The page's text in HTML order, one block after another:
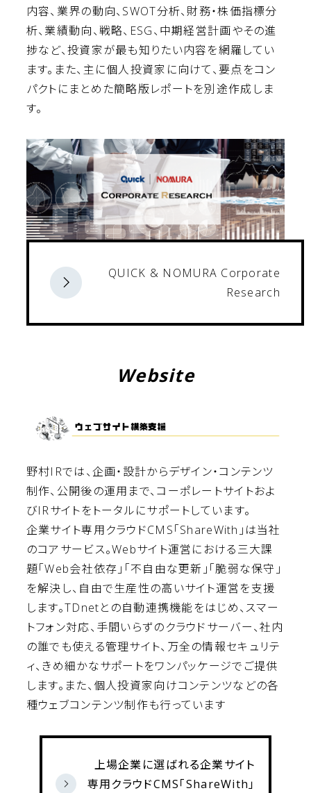
内容、業界の動向、SWOT分析、財務・株価指標分
析、業績動向、戦略、ESG、中期経営計画やその進
捗など、投資家が最も知りたい内容を網羅してい
ます。また、主に個人投資家に向けて、要点をコン
パクトにまとめた簡略版レポートを別途作成しま
す。
QUICK & NOMURA Corporate
Research
Website
野村IRでは、企画・設計からデザイン・コンテンツ
制作、公開後の運用まで、コーポレートサイトおよ
びIRサイトをトータルにサポートしています。
企業サイト専用クラウドCMS「ShareWith」は当社
のコアサービス。Webサイト運営における三大課
題「Web会社依存」「不自由な更新」「脆弱な保守」
を解決し、自由で生産性の高いサイト運営を支援
します。TDnetとの自動連携機能をはじめ、スマー
トフォン対応、手間いらずのクラウドサーバー、社内
の誰でも使える管理サイト、万全の情報セキュリテ
ィ、きめ細かなサポートをワンパッケージでご提供
します。また、個人投資家向けコンテンツなどの各
種ウェブコンテンツ制作も行っています
上場企業に選ばれる企業サイト
専用クラウドCMS「ShareWith」